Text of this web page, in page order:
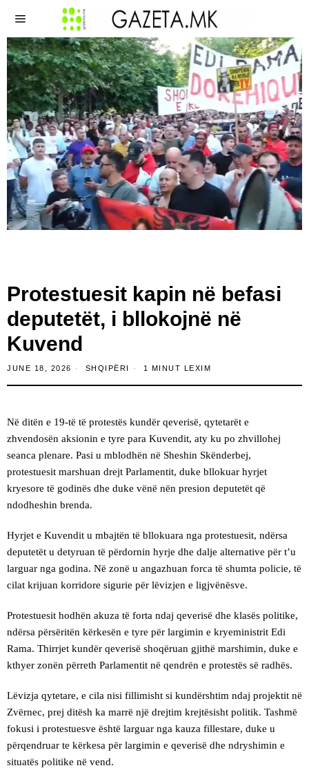
Protestuesit kapin në befasi
deputetët, i bllokojnë në
Kuvend
JUNE 18, 2026 SHQIPËRI 1 MINUT LEXIM
Në ditën e 19-të të protestës kundër qeverisë, qytetarët e
zhvendosën aksionin e tyre para Kuvendit, aty ku po zhvillohej
seanca plenare. Pasi u mblodhën në Sheshin Skënderbej,
protestuesit marshuan drejt Parlamentit, duke bllokuar hyrjet
kryesore të godinës dhe duke vënë nën presion deputetët që
ndodheshin brenda.
Hyrjet e Kuvendit u mbajtën të bllokuara nga protestuesit, ndërsa
deputetët u detyruan të përdornin hyrje dhe dalje alternative për t’u
larguar nga godina. Në zonë u angazhuan forca të shumta policie, të
cilat krijuan korridore sigurie për lëvizjen e ligjvënësve.
Protestuesit hodhën akuza të forta ndaj qeverisë dhe klasës politike,
ndërsa përsëritën kërkesën e tyre për largimin e kryeministrit Edi
Rama. Thirrjet kundër qeverisë shoqëruan gjithë marshimin, duke e
kthyer zonën përreth Parlamentit në qendrën e protestës së radhës.
Lëvizja qytetare, e cila nisi fillimisht si kundërshtim ndaj projektit në
Zvërnec, prej ditësh ka marrë një drejtim krejtësisht politik. Tashmë
fokusi i protestuesve është larguar nga kauza fillestare, duke u
përqendruar te kërkesa për largimin e qeverisë dhe ndryshimin e
situatës politike në vend.